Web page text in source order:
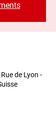
de Lyon -